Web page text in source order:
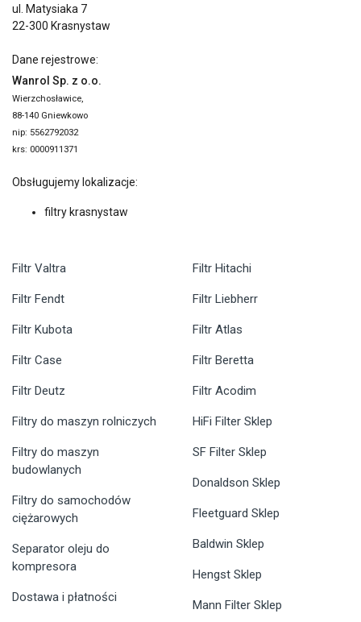
ul. Matysiaka 7
22-300 Krasnystaw
Dane rejestrowe:
Wanrol Sp. z o.o.
Wierzchosławice,
88-140 Gniewkowo
nip: 5562792032
krs: 0000911371
Obsługujemy lokalizacje:
filtry krasnystaw
Filtr Valtra
Filtr Fendt
Filtr Kubota
Filtr Case
Filtr Deutz
Filtr Hitachi
Filtr Liebherr
Filtr Atlas
Filtr Beretta
Filtr Acodim
Filtry do maszyn rolniczych
Filtry do maszyn
budowlanych
Filtry do samochodów
ciężarowych
Separator oleju do
kompresora
Dostawa i płatności
HiFi Filter Sklep
SF Filter Sklep
Donaldson Sklep
Fleetguard Sklep
Baldwin Sklep
Hengst Sklep
Mann Filter Sklep